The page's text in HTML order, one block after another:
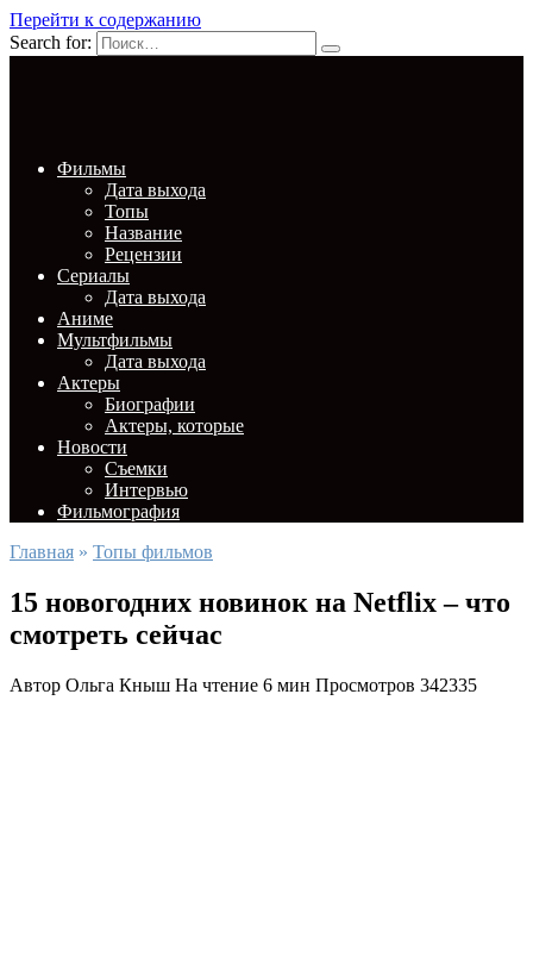
Перейти к содержанию
Search for:
Фильмы
Дата выхода
Топы
Название
Рецензии
Сериалы
Дата выхода
Аниме
Мультфильмы
Дата выхода
Актеры
Биографии
Актеры, которые
Новости
Съемки
Интервью
Фильмография
Главная » Топы фильмов
15 новогодних новинок на Netflix – что
смотреть сейчас
Автор Ольга Кныш На чтение 6 мин Просмотров 342335